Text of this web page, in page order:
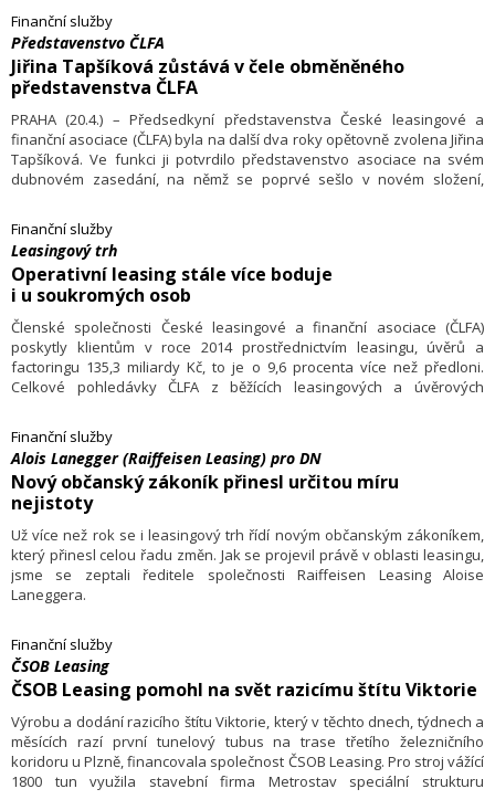
v nejprestižnější kategorii Pojištění průmyslu a podnikatelů a zvítězila
i v kategorii Autopojištění. K dvojnásobnému prvenství přidala navíc
ještě dvě druhá místa v kategoriích Pojištění občanů a Životní pojištění.
ČPP se na předních místech ankety objevuje pravidelně, letos poprvé
dosáhla na příčky nejvyšší.
Finanční služby
Představenstvo ČLFA
Jiřina Tapšíková zůstává v čele obměněného
představenstva ČLFA
PRAHA (20.4.) – Předsedkyní představenstva České leasingové a
finanční asociace (ČLFA) byla na další dva roky opětovně zvolena Jiřina
Tapšíková. Ve funkci ji potvrdilo představenstvo asociace na svém
dubnovém zasedání, na němž se poprvé sešlo v novém složení,
Finanční služby
Leasingový trh
Operativní leasing stále více boduje
i u soukromých osob
Členské společnosti České leasingové a finanční asociace (ČLFA)
poskytly klientům v roce 2014 prostřed­nictvím leasingu, úvěrů a
factoringu 135,3 miliardy Kč, to je o 9,6 procenta více než předloni.
Celkové pohledávky ČLFA z běžících leasingových a úvěrových
prostředky poskytnuté členy ČLFA výrazně přispěly k loňskému oživení
ekonomiky. Zejména malým a středním firmám umožnily realizaci
jejich ambicióznějších plánů,“ řekla Jiřina Tapšíková, předsedkyně
představenstva ČLFA.
Finanční služby
Alois Lanegger (Raiffeisen Leasing) pro DN
Nový občanský zákoník přinesl určitou míru
nejistoty
Už více než rok se i leasingový trh řídí novým občanským zákoníkem,
který přinesl celou řadu změn. Jak se projevil právě v oblasti leasingu,
jsme se zeptali ředitele společnosti Raiffeisen Leasing Aloise
Laneggera.
Finanční služby
ČSOB Leasing
ČSOB Leasing pomohl na svět razicímu štítu Viktorie
Výrobu a dodání razicího štítu Viktorie, který v těchto dnech, týdnech a
měsících razí první tunelový tubus na trase třetího železničního
koridoru u Plzně, financovala společnost ČSOB Leasing. Pro stroj vážící
1800 tun využila stavební firma Metrostav speciální strukturu